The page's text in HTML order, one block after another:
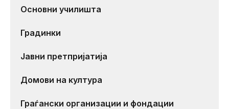
Основни училишта
Градинки
Јавни претпријатија
Домови на култура
Граѓански организации и фондации